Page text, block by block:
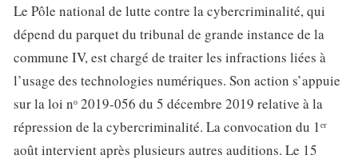
Le Pôle national de lutte contre la cybercriminalité, qui
dépend du parquet du tribunal de grande instance de la
commune IV, est chargé de traiter les infractions liées à
l’usage des technologies numériques. Son action s’appuie
sur la loi nᵒ 2019-056 du 5 décembre 2019 relative à la
répression de la cybercriminalité. La convocation du 1ᵉʳ
août intervient après plusieurs autres auditions. Le 15